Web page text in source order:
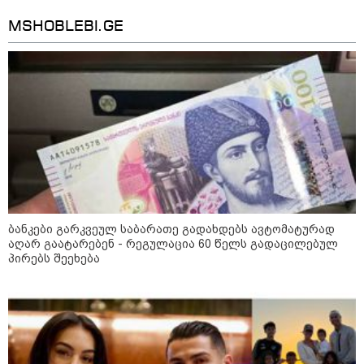
კატეგორიის ყველა სიახლე
"უნდა დაგვხვრიტოთ? - არა,
თქვენი დახვრეტა რაში გვაწყობს,
გუდაუთაში ქართველ ტყვეებში
უნდა გადაგცვალოთ..."
საბედისწერო გამოდგა
შავ ზღვაში გემებზე
MSHOBLEBI.GE
ბანკები გარკვეულ საბარათე გადახდებს ავტომატურად
აღარ გაატარებენ - რეგულაცია 60 წელს გადაცილებულ
პირებს შეეხება